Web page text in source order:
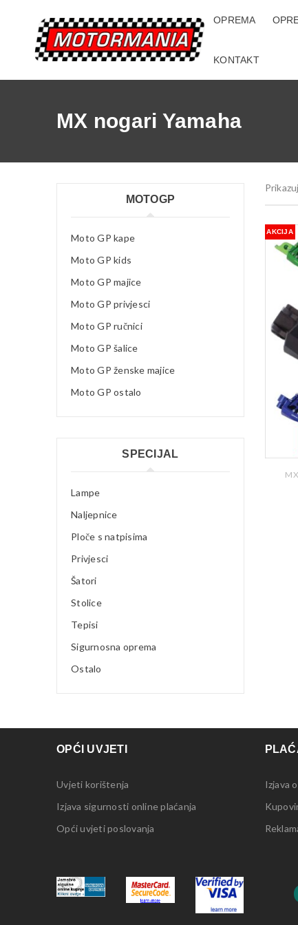
OPREMA
KONTAKT
MX nogari Yamaha
MOTOGP
Moto GP kape
Moto GP kids
Moto GP majice
Moto GP privjesci
Moto GP ručnici
Moto GP šalice
Moto GP ženske majice
Moto GP ostalo
SPECIJAL
Lampe
Naljepnice
Ploče s natpisima
Privjesci
Šatori
Stolice
Tepisi
Sigurnosna oprema
Ostalo
AKCIJA
OPĆI UVJETI
Uvjeti korištenja
Izjava sigurnosti online plaćanja
Opći uvjeti poslovanja
Izjava